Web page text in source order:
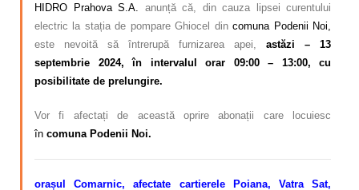
HIDRO Prahova S.A.
anunță că, din cauza lipsei curentului
electric la stația de pompare Ghiocel dincomuna Podenii Noi,
este nevoită să întrerupă furnizarea apei, astăzi – 13
septembrie 2024, în intervalul orar 09:00 – 13:00, cu
posibilitate de prelungire.
Vor fi afectați de această oprire abonații care locuiesc
în comuna Podenii Noi.
orașul Comarnic, afectate cartierele Poiana, Vatra Sat,